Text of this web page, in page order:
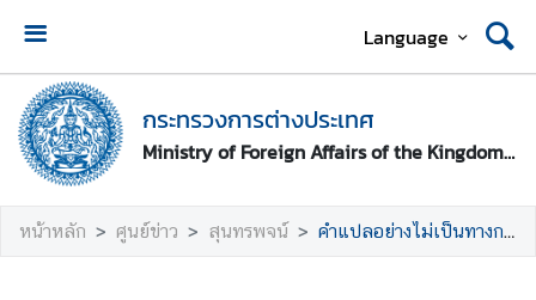
Language
กระทรวงการต่างประเทศ
Ministry of Foreign Affairs of the Kingdom of Thailand
ห
น้
า
ห
ลั
ก
หน้าหลัก ศูนย์ข่าว สุนทรพจน์ คำแปลอย่างไม่เป็นทางการ คำกล่าวโดยรองนายกรัฐมนตรีและรัฐมนตรีว่าการกระทรวงการต่างประเทศ ในการประชุม OECD Ministerial Council Meeting ประจำปี ค.ศ. 2026 ภายใต้หัวข้อ Balancing the Goals and Impacts of Industrial Policy